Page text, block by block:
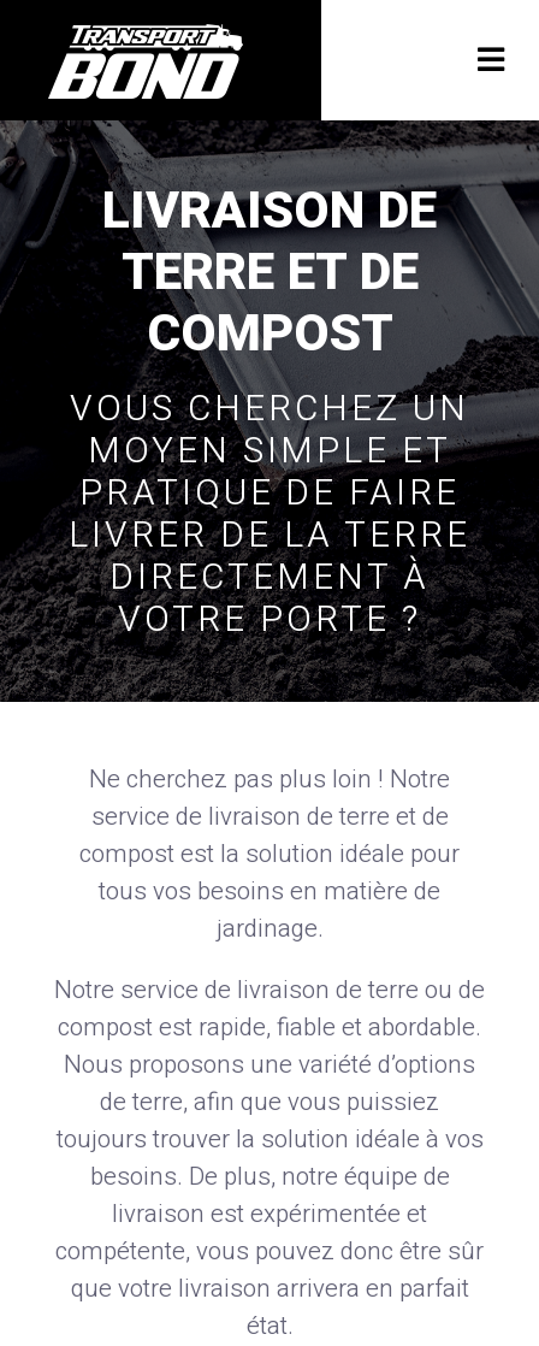
LIVRAISON DE
TERRE ET DE
COMPOST
VOUS CHERCHEZ UN
MOYEN SIMPLE ET
PRATIQUE DE FAIRE
LIVRER DE LA TERRE
DIRECTEMENT À
VOTRE PORTE ?
Ne cherchez pas plus loin ! Notre
service de livraison de terre et de
compost est la solution idéale pour
tous vos besoins en matière de
jardinage.
Notre service de livraison de terre ou de
compost est rapide, fiable et abordable.
Nous proposons une variété d’options
de terre, afin que vous puissiez
toujours trouver la solution idéale à vos
besoins. De plus, notre équipe de
livraison est expérimentée et
compétente, vous pouvez donc être sûr
que votre livraison arrivera en parfait
état.